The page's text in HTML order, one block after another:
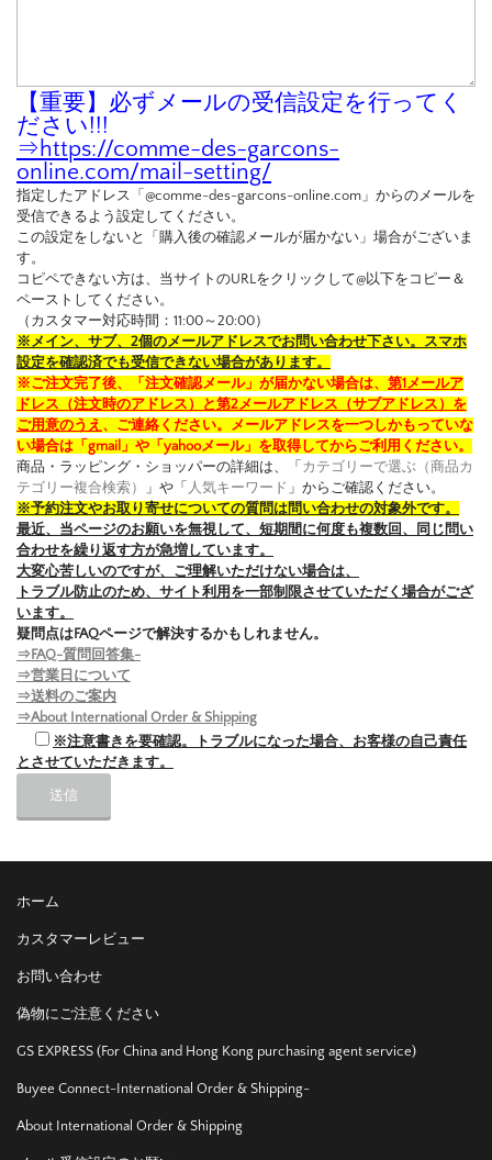
【重要】必ずメールの受信設定を行ってく
ださい!!!
⇒ https://comme-des-garcons-
online.com/mail-setting/
指定したアドレス「@comme-des-garcons-online.com」からのメールを
受信できるよう設定してください。
この設定をしないと「購入後の確認メールが届かない」場合がございま
す。
コピペできない方は、当サイトのURLをクリックして@以下をコピー＆
ペーストしてください。
（カスタマー対応時間：11:00～20:00）
※メイン、サブ、2個のメールアドレスでお問い合わせ下さい。スマホ
設定を確認済でも受信できない場合があります。
※ご注文完了後、「注文確認メール」が届かない場合は、 第1メールア
ドレス（注文時のアドレス）と第2メールアドレス（サブアドレス）を
ご用意のうえ 、ご連絡ください。メールアドレスを一つしかもっていな
い場合は「gmail」や「yahooメール」を取得してからご利用ください。
商品・ラッピング・ショッパーの詳細は、「 カテゴリーで選ぶ（商品カ
テゴリー複合検索）
」や「 人気キーワード 」からご確認ください。
※予約注文やお取り寄せについての質問は問い合わせの対象外です。
最近、当ページのお願いを無視して、短期間に何度も複数回、同じ問い
合わせを繰り返す方が急増しています。
大変心苦しいのですが、ご理解いただけない場合は、
トラブル防止のため、サイト利用を一部制限させていただく場合がござ
います。
疑問点はFAQページで解決するかもしれません。
⇒FAQ-質問回答集-
⇒営業日について
⇒送料のご案内
⇒About International Order & Shipping
※注意書きを要確認。トラブルになった場合、お客様の自己責任
とさせていただきます。
ホーム
カスタマーレビュー
お問い合わせ
偽物にご注意ください
GS EXPRESS (For China and Hong Kong purchasing agent service)
Buyee Connect-International Order & Shipping-
About International Order & Shipping